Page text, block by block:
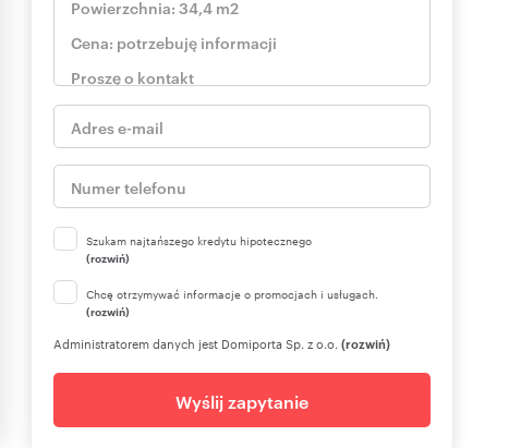
Szukam najtańszego kredytu hipotecznego
(rozwiń)
Chcę otrzymywać informacje o promocjach i usługach.
(rozwiń)
Administratorem danych jest Domiporta Sp. z o.o. (rozwiń)
Wyślij zapytanie